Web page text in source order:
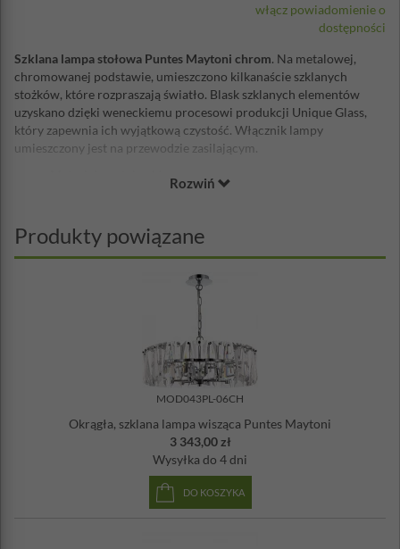
włącz powiadomienie o
dostępności
Szklana lampa stołowa Puntes Maytoni chrom. Na metalowej,
chromowanej podstawie, umieszczono kilkanaście szklanych
stożków, które rozpraszają światło. Blask szklanych elementów
uzyskano dzięki weneckiemu procesowi produkcji Unique Glass,
który zapewnia ich wyjątkową czystość. Włącznik lampy
umieszczony jest na przewodzie zasilającym.
Wysokość całkowita: 58 cm
Waga: 11 kg
Ilość żarówek: 2
Gwint żarówki: E14
produkt może wymagać samodzielnego złożenia.
Rozwiń
Produkty powiązane
MOD043PL-06CH
Okrągła, szklana lampa wisząca Puntes Maytoni
3 343,00 zł
Wysyłka do 4 dni
DO KOSZYKA